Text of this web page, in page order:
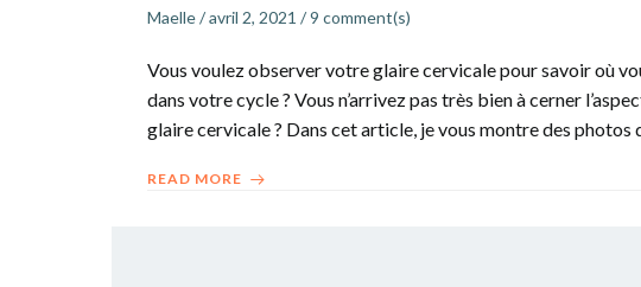
Maelle/avril 2, 2021 /9 comment(s)
Vous voulez observer votre glaire cervicale pour savoir où
dans votre cycle ? Vous n’arrivez pas très bien à cerner
glaire cervicale ? Dans cet article, je vous montre des photos
READ MORE